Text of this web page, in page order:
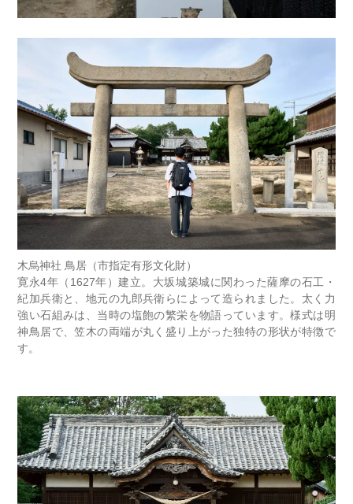
木烏神社 鳥居（市指定有形文化財）
寛永4年（1627年）建立。大坂城築城に関わった薩摩の石工・
紀加兵衛と、地元の九郎兵衛らによって造られました。太く力
強い石組みは、当時の塩飽の繁栄を物語っています。様式は明
神鳥居で、笠木の両端が丸く盛り上がった独特の形状が特徴で
す。